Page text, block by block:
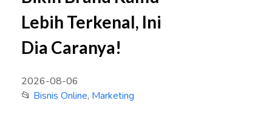
Lebih Terkenal, Ini
Dia Caranya!
2026-08-06
📂 Bisnis Online, Marketing